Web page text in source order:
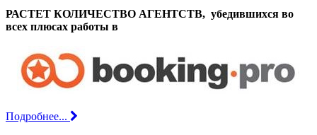
РАСТЕТ КОЛИЧЕСТВО АГЕНТСТВ, убедившихся во
всех плюсах работы в
Подробнее...